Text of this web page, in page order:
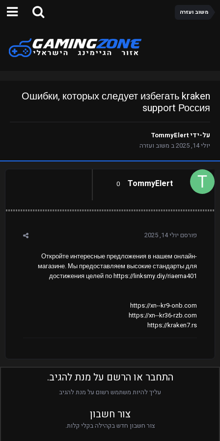
משוב ועזרה
Ошибки, которых следует избегать kraken
support Россия
על-ידיTommyElert
יולי 14, 2025
ב משוב ועזרה
TommyElert
0
פורסם יולי 14, 2025
Откройте интересные предложения в нашем онлайн-
магазине. Мы предоставляем высокие стандарты для
достижения целей по https://linksmy.diy/riaerna401
https://xn--kr9-onb.com
https://xn--kr36-rzb.com
https://kraken7.rs
התחבר או הרשם על מנת להגיב.
עליך להיות משתמש רשום על מנת להגיב
צור חשבון
צור חשבון חדש בקהילה בקלי קלות.